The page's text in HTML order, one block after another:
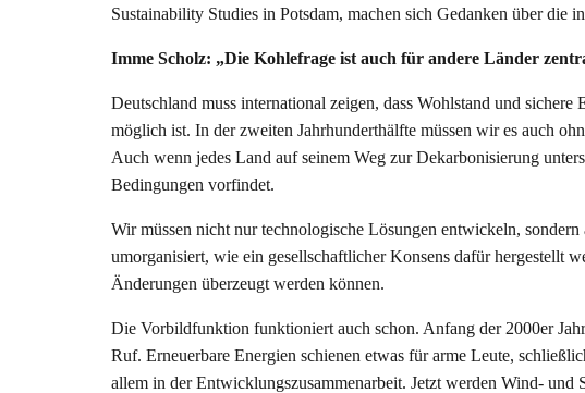
Sustainability Studies in Potsdam, machen sich Gedanken über die
Imme Scholz: „Die Kohlefrage ist auch für andere Länder
Deutschland muss international zeigen, dass Wohlstand und
möglich ist. In der zweiten Jahrhunderthälfte müssen wir es auch
Auch wenn jedes Land auf seinem Weg zur Dekarbonisierung
Bedingungen vorfindet.
Wir müssen nicht nur technologische Lösungen entwickeln,
umorganisiert, wie ein gesellschaftlicher Konsens dafür hergestellt
Änderungen überzeugt werden können.
Die Vorbildfunktion funktioniert auch schon. Anfang der 2000er
Ruf. Erneuerbare Energien schienen etwas für arme Leute,
allem in der Entwicklungszusammenarbeit. Jetzt werden Wind-